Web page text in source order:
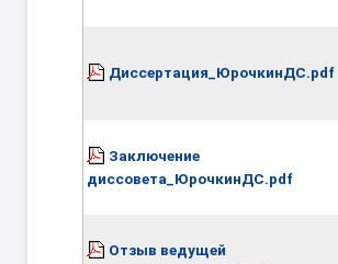
Диссертация_ЮрочкинДС.pdf
Заключение
диссовета_ЮрочкинДС.pdf
Отзыв ведущей